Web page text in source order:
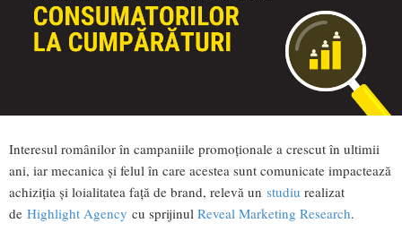
Interesul românilor în campaniile promoționale a crescut în ultimii
ani, iar mecanica și felul în care acestea sunt comunicate impactează
achiziția și loialitatea față de brand, relevă un studiu realizat
de Highlight Agency cu sprijinul Reveal Marketing Research.